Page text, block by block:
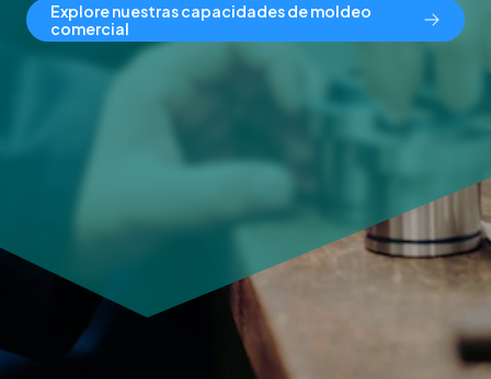
Explore nuestras capacidades de moldeo
comercial